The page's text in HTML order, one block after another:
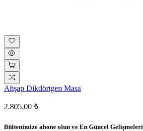
Ahşap Dikdörtgen Masa
2.805,00 ₺
Bültenimize abone olun ve En Güncel Gelişmeleri